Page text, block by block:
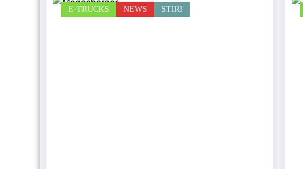
E-TRUCKS NEWS STIRI